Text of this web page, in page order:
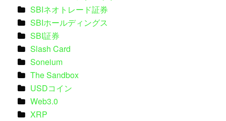
SBIネオトレード証券
SBIホールディングス
SBI証券
Slash Card
Soneium
The Sandbox
USDコイン
Web3.0
XRP